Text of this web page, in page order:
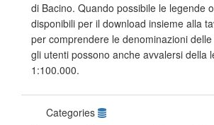
di Bacino. Quando possibile le legende
disponibili per il download insieme alla
per comprendere le denominazioni
gli utenti possono anche avvalersi della
1:100.000.
Categories